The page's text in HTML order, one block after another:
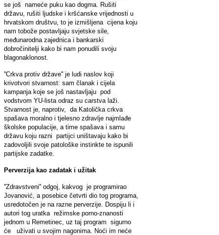
se još nameće puku kao dogma. Rušiti
državu, rušiti ljudske i kršćanske vrijednosti u
hrvatskom društvu, to je izmišljena cijena koju
nam tobože postavljaju svjetske sile,
međunarodna zajednica i bankarski
dobročinitelji kako bi nam ponudili svoju
blagonaklonost.
''Crkva protiv države'' je ludi naslov koji
krivotvori stvarnost: sam članak i cijela
kampanja koje se još nastavljaju pod
vodstvom YU-lista odraz su carstva laži.
Stvarnost je, naprotiv, da Katolička crkva
spašava moralno i tjelesno zdravlje najmlađe
školske populacije, a time spašava i samu
državu koju razni partijci uništavaju kako bi
zadovoljili svoje patološke instinkte te ispunili
partijske zadatke.
Perverzija kao zadatak i užitak
''Zdravstveni'' odgoj, kakvog je programirao
Jovanović, a posebice četvrti dio tog programa,
usredotočen je na razne perverzije. Dospiju li i
autori tog uratka režimske porno-znanosti
jednom u Remetinec, uz taj program sigurno
će uživati u svojim nagonima. Noći im neće